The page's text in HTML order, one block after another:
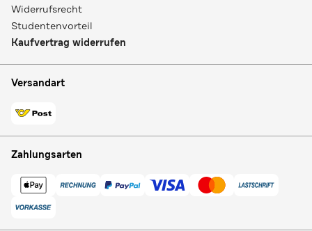
Widerrufsrecht
Studentenvorteil
Kaufvertrag widerrufen
Versandart
Zahlungsarten